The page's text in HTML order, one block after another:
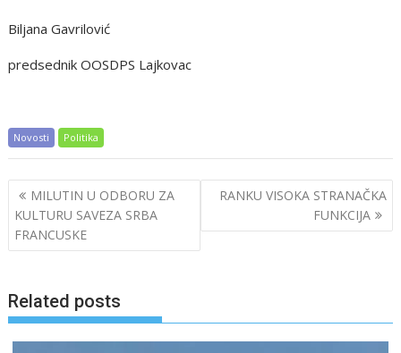
Biljana Gavrilović
predsednik OOSDPS Lajkovac
Novosti Politika
Post
navigation
MILUTIN U ODBORU ZA
KULTURU SAVEZA SRBA
FRANCUSKE
RANKU VISOKA STRANAČKA
FUNKCIJA
Related posts